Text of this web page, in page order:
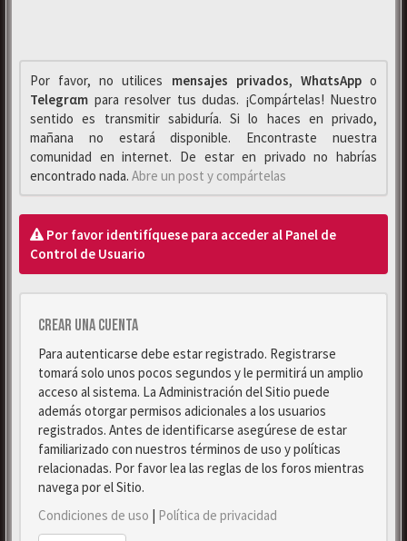
Por favor, no utilices mensajes privados, WhαtsAppo
Telegrαm para resolver tus dudas. ¡Compártelas! Nuestro
sentido es transmitir sabiduría. Si lo haces en privado,
mañana no estará disponible. Encontraste nuestra
comunidad en internet. De estar en privado no habrías
encontrado nada. Abre un post y compártelas
Por favor identifíquese para acceder al Panel de
Control de Usuario
Crear una cuenta
Para autenticarse debe estar registrado. Registrarse
tomará solo unos pocos segundos y le permitirá un amplio
acceso al sistema. La Administración del Sitio puede
además otorgar permisos adicionales a los usuarios
registrados. Antes de identificarse asegúrese de estar
familiarizado con nuestros términos de uso y políticas
relacionadas. Por favor lea las reglas de los foros mientras
navega por el Sitio.
Condiciones de uso | Política de privacidad